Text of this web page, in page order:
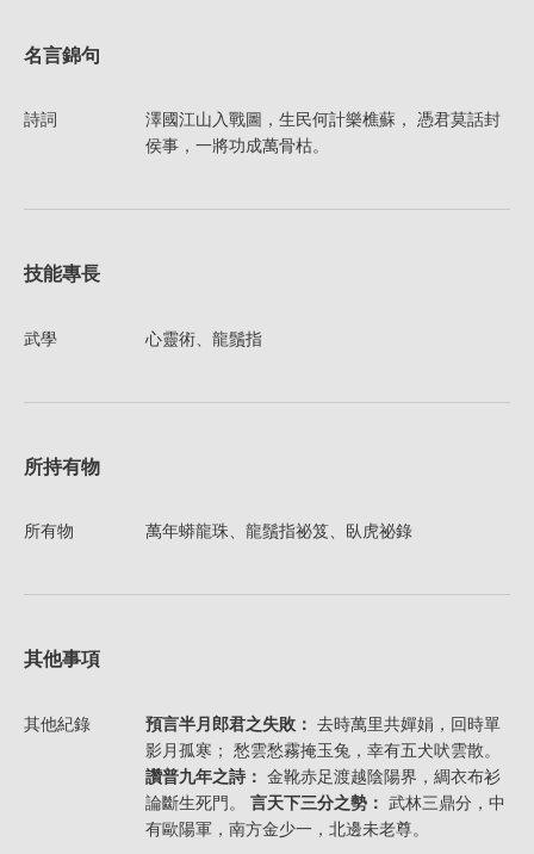
名言錦句
詩詞
澤國江山入戰圖，生民何計樂樵蘇， 憑君莫話封
侯事，一將功成萬骨枯。
技能專長
武學 心靈術、龍鬚指
所持有物
所有物 萬年蟒龍珠、龍鬚指祕笈、臥虎祕錄
其他事項
其他紀錄 預言半月郎君之失敗： 去時萬里共嬋娟，回時單
影月孤寒； 愁雲愁霧掩玉兔，幸有五犬吠雲散。
讚普九年之詩： 金靴赤足渡越陰陽界，綢衣布衫
論斷生死門。 言天下三分之勢： 武林三鼎分，中
有歐陽軍，南方金少一，北邊未老尊。